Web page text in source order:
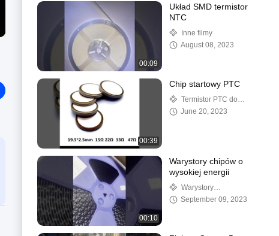
00:09
Układ SMD termistor
NTC
Inne filmy
August 08, 2023
00:39
Chip startowy PTC
Termistor PTC do
ogrzewania
June 20, 2023
00:10
Warystory chipów o
wysokiej energii
Warystory
powierzchniowe SMD
September 09, 2023